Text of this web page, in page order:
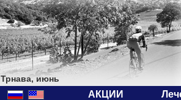
Трнава, июнь
АКЦИИ